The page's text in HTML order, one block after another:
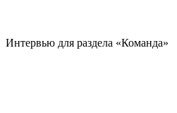
Интервью для раздела «Команда»